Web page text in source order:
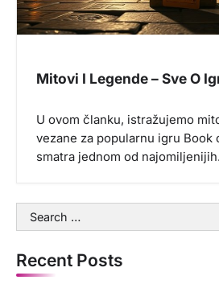
Mitovi I Legende – Sve O
U ovom članku, istražujemo
vezane za popularnu igru Book
smatra jednom od
Search
for:
Recent Posts